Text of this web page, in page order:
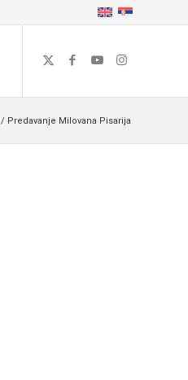
/ Predavanje Milovana Pisarija